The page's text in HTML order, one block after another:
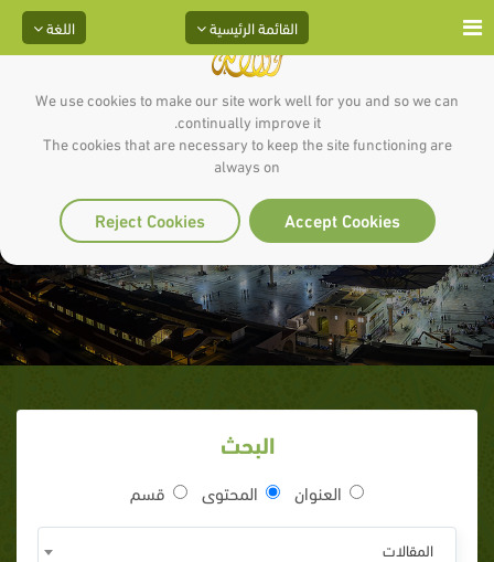
We use cookies to make our site work well for you and so we can
continually improve it.
The cookies that are necessary to keep the site functioning are
always on
Accept Cookies
Reject Cookies
اللغة القائمة الرئيسية
صوتيات
البحث
العنوان المحتوى قسم
المقالات